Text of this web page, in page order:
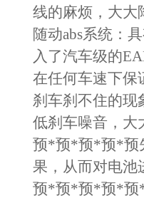
线的麻烦，大大
随动abs系统：
入了汽车级的
在任何车速下保
刹车刹不住的现
低刹车噪音，大
预*预*预*预*预
果，从而对电
预*预*预*预*预